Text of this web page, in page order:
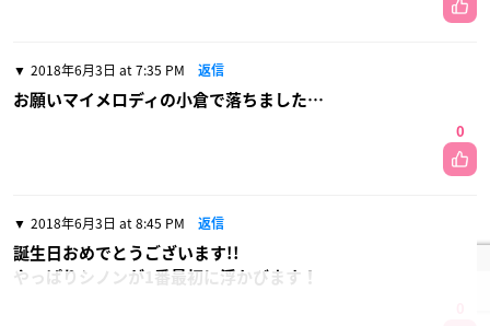
2018年6月3日 at 7:35 PM 返信
お願いマイメロディの小倉で落ちました…
0
2018年6月3日 at 8:45 PM 返信
誕生日おめでとうございます!!
やっぱりシノンが1番最初に浮かびます！